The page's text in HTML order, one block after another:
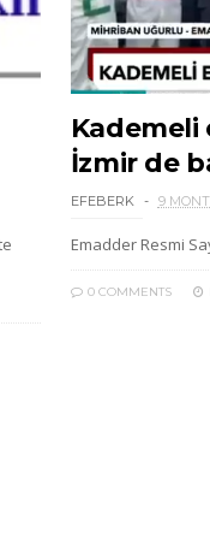
İzmir de
EFEBERK 9
Emadder Resmi
0 COMMENTS